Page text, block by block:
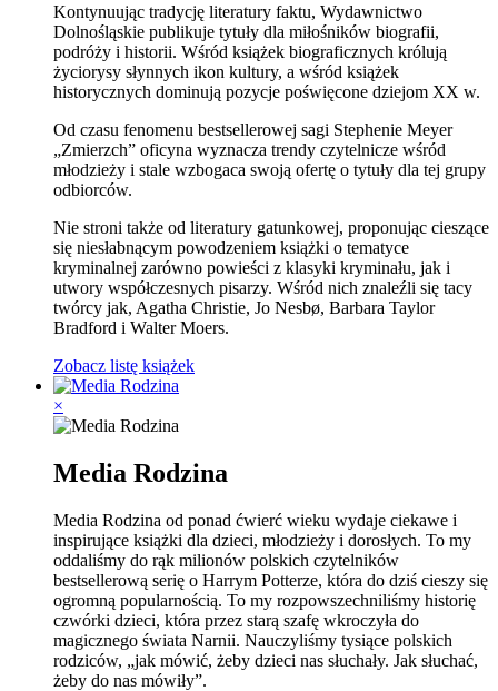
Kontynuując tradycję literatury faktu, Wydawnictwo
Dolnośląskie publikuje tytuły dla miłośników biografii,
podróży i historii. Wśród książek biograficznych królują
życiorysy słynnych ikon kultury, a wśród książek
historycznych dominują pozycje poświęcone dziejom XX w.
Od czasu fenomenu bestsellerowej sagi Stephenie Meyer
„Zmierzch” oficyna wyznacza trendy czytelnicze wśród
młodzieży i stale wzbogaca swoją ofertę o tytuły dla tej grupy
odbiorców.
Nie stroni także od literatury gatunkowej, proponując cieszące
się niesłabnącym powodzeniem książki o tematyce
kryminalnej zarówno powieści z klasyki kryminału, jak i
utwory współczesnych pisarzy. Wśród nich znaleźli się tacy
twórcy jak, Agatha Christie, Jo Nesbø, Barbara Taylor
Bradford i Walter Moers.
Zobacz listę książek
×
Media Rodzina
Media Rodzina od ponad ćwierć wieku wydaje ciekawe i
inspirujące książki dla dzieci, młodzieży i dorosłych. To my
oddaliśmy do rąk milionów polskich czytelników
bestsellerową serię o Harrym Potterze, która do dziś cieszy się
ogromną popularnością. To my rozpowszechniliśmy historię
czwórki dzieci, która przez starą szafę wkroczyła do
magicznego świata Narnii. Nauczyliśmy tysiące polskich
rodziców, „jak mówić, żeby dzieci nas słuchały. Jak słuchać,
żeby do nas mówiły”.